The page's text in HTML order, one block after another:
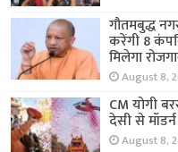
गौतमबुद्ध
करेंगी 8
मिलेगा
August 8,
CM योगी
देसी से
August 8,